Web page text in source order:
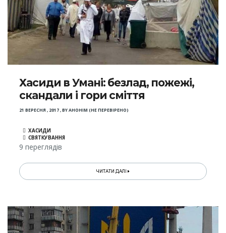
Хасиди в Умані: безлад, пожежі,
скандали і гори сміття
21 ВЕРЕСНЯ , 2017,BYАНОНІМ (НЕ ПЕРЕВІРЕНО)
ХАСИДИ
СВЯТКУВАННЯ
9 переглядів
ЧИТАТИ ДАЛІ